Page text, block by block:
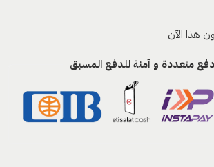
هذا الآن
دفع متعددة و آمنة للدفع المسبق